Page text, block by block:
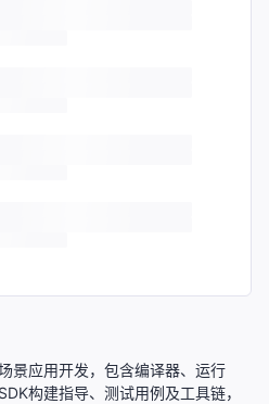
景应用开发，包含编译器、运行
构建指导、测试用例及工具链，